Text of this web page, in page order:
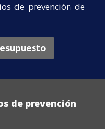
de prevención de
de prevención